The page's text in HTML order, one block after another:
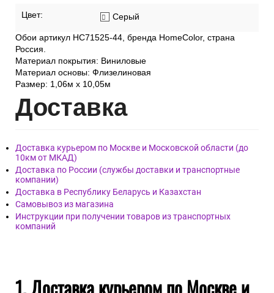
Цвет: Серый
Обои артикул HC71525-44, бренда HomeColor, страна
Россия.
Материал покрытия: Виниловые
Материал основы: Флизелиновая
Размер: 1,06м х 10,05м
Доставка
Доставка курьером по Москве и Московской области (до
10км от МКАД)
Доставка по России (службы доставки и транспортные
компании)
Доставка в Республику Беларусь и Казахстан
Самовывоз из магазина
Инструкции при получении товаров из транспортных
компаний